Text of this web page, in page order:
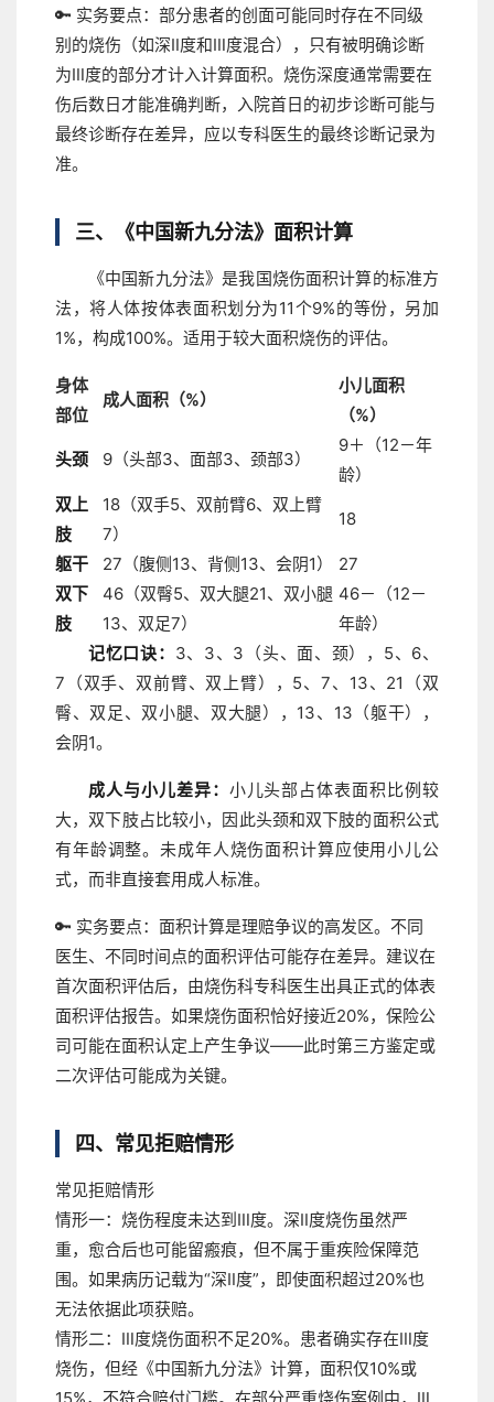
🔑 实务要点： 部分患者的创面可能同时存在不同级
别的烧伤（如深Ⅱ度和Ⅲ度混合），只有被明确诊断
为Ⅲ度的部分才计入计算面积。烧伤深度通常需要在
伤后数日才能准确判断，入院首日的初步诊断可能与
最终诊断存在差异，应以专科医生的最终诊断记录为
准。
三、《中国新九分法》面积计算
《中国新九分法》是我国烧伤面积计算的标准方
法，将人体按体表面积划分为11个9%的等份，另加
1%，构成100%。适用于较大面积烧伤的评估。
身体
部位
成人面积（%）
小儿面积
（%）
头颈 9（头部3、面部3、颈部3）
9＋（12－年
龄）
双上
肢
18（双手5、双前臂6、双上臂
7）
18
躯干 27（腹侧13、背侧13、会阴1）
27
双下
肢
46（双臀5、双大腿21、双小腿
13、双足7）
46－（12－
年龄）
记忆口诀： 3、3、3（头、面、颈），5、6、
7（双手、双前臂、双上臂），5、7、13、21（双
臀、双足、双小腿、双大腿），13、13（躯干），
会阴1。
成人与小儿差异： 小儿头部占体表面积比例较
大，双下肢占比较小，因此头颈和双下肢的面积公式
有年龄调整。未成年人烧伤面积计算应使用小儿公
式，而非直接套用成人标准。
🔑 实务要点： 面积计算是理赔争议的高发区。不同
医生、不同时间点的面积评估可能存在差异。建议在
首次面积评估后，由烧伤科专科医生出具正式的体表
面积评估报告。如果烧伤面积恰好接近20%，保险公
司可能在面积认定上产生争议——此时第三方鉴定或
二次评估可能成为关键。
四、常见拒赔情形
常见拒赔情形
情形一：烧伤程度未达到Ⅲ度。 深Ⅱ度烧伤虽然严
重，愈合后也可能留瘢痕，但不属于重疾险保障范
围。如果病历记载为“深Ⅱ度”，即使面积超过20%也
无法依据此项获赔。
情形二：Ⅲ度烧伤面积不足20%。 患者确实存在Ⅲ度
烧伤，但经《中国新九分法》计算，面积仅10%或